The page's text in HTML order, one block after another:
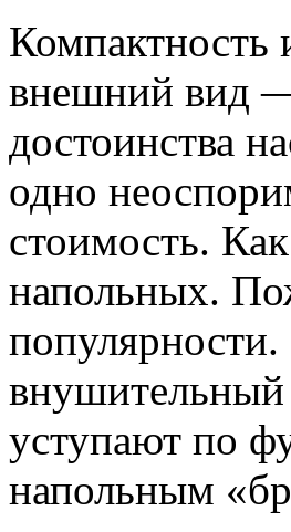
Компактность
внешний вид
достоинства
одно
стоимость.
напольных.
уступают по
напольным